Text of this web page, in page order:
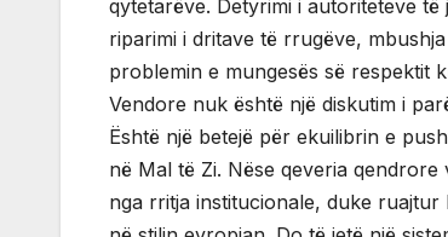
qytetarëve. Detyrimi i autoriteteve
riparimi i dritave të rrugëve,
problemin e mungesës së respektit
Vendore nuk është një diskutim i
Është një betejë për ekuilibrin e
në Mal të Zi. Nëse qeveria
nga rritja institucionale, duke